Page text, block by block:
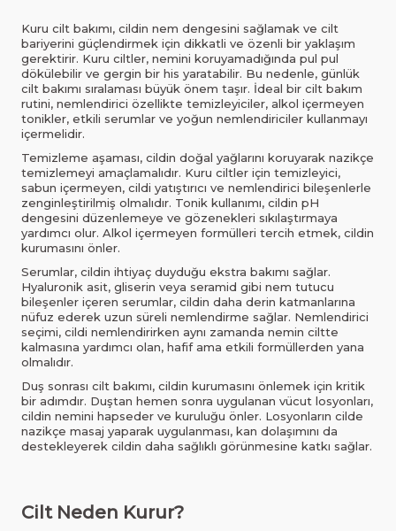
Kuru cilt bakımı, cildin nem dengesini sağlamak ve cilt
bariyerini güçlendirmek için dikkatli ve özenli bir yaklaşım
gerektirir. Kuru ciltler, nemini koruyamadığında pul pul
dökülebilir ve gergin bir his yaratabilir. Bu nedenle, günlük
cilt bakımı sıralaması büyük önem taşır. İdeal bir cilt bakım
rutini, nemlendirici özellikte temizleyiciler, alkol içermeyen
tonikler, etkili serumlar ve yoğun nemlendiriciler kullanmayı
içermelidir.
Temizleme aşaması, cildin doğal yağlarını koruyarak nazikçe
temizlemeyi amaçlamalıdır. Kuru ciltler için temizleyici,
sabun içermeyen, cildi yatıştırıcı ve nemlendirici bileşenlerle
zenginleştirilmiş olmalıdır. Tonik kullanımı, cildin pH
dengesini düzenlemeye ve gözenekleri sıkılaştırmaya
yardımcı olur. Alkol içermeyen formülleri tercih etmek, cildin
kurumasını önler.
Serumlar, cildin ihtiyaç duyduğu ekstra bakımı sağlar.
Hyaluronik asit, gliserin veya seramid gibi nem tutucu
bileşenler içeren serumlar, cildin daha derin katmanlarına
nüfuz ederek uzun süreli nemlendirme sağlar. Nemlendirici
seçimi, cildi nemlendirirken aynı zamanda nemin ciltte
kalmasına yardımcı olan, hafif ama etkili formüllerden yana
olmalıdır.
Duş sonrası cilt bakımı, cildin kurumasını önlemek için kritik
bir adımdır. Duştan hemen sonra uygulanan vücut losyonları,
cildin nemini hapseder ve kuruluğu önler. Losyonların cilde
nazikçe masaj yaparak uygulanması, kan dolaşımını da
destekleyerek cildin daha sağlıklı görünmesine katkı sağlar.
Cilt Neden Kurur?